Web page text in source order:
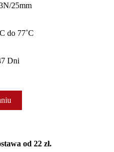
25mm
do 77˚C
Dni
od 22 zł.